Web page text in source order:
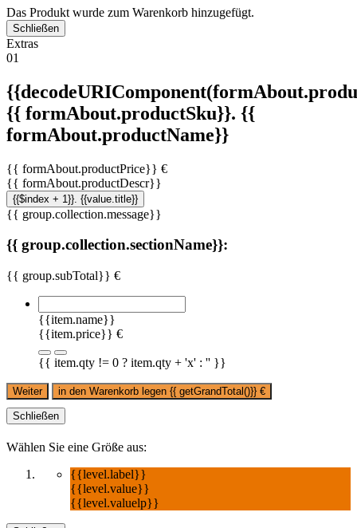
Das Produkt wurde zum Warenkorb hinzugefügt.
Schließen
Extras
01
{{ formAbout.productSku}}. {{
formAbout.productName}}
{{ formAbout.productPrice}} €
{{ formAbout.productDescr}}
{{$index + 1}}. {{value.title}}
{{ group.collection.message}}
{{ group.collection.sectionName}}:
{{ group.subTotal}} €
{{item.name}}
{{item.price}} €
{{ item.qty != 0 ? item.qty + 'x' : '' }}
Weiter in den Warenkorb legen {{ getGrandTotal()}} €
Schließen
Wählen Sie eine Größe aus:
{{level.label}}
{{level.value}}
{{level.valuelp}}